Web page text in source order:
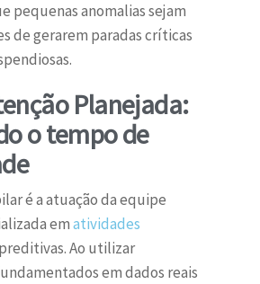
pequenas anomalias sejam
de gerarem paradas críticas
Planejada:
o tempo de
é a atuação da equipe
ematividades
Ao utilizar
em dados reais